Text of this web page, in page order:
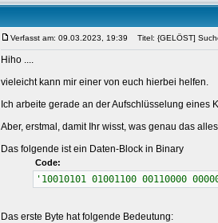
Verfasst am: 09.03.2023, 19:39 Titel: {GELÖST]
Hiho ....
vieleicht kann mir einer von euch hierbei helfen.
Ich arbeite gerade an der Aufschlüsselung
Aber, erstmal, damit Ihr wisst, was genau das
Das folgende ist ein Daten-Block in Binary
Code:
'10010101 01001100 00110000
Das erste Byte hat folgende Bedeutung: